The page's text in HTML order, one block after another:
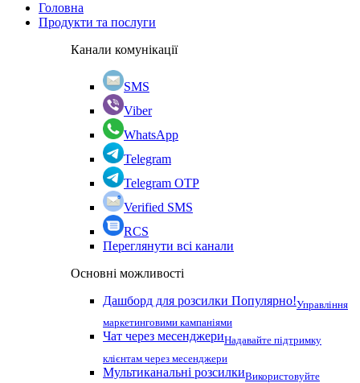
Головна
Продукти та послуги
Канали комунікації
SMS
Viber
WhatsApp
Telegram
Telegram OTP
Verified SMS
RCS
Переглянути всі канали
Основні можливості
Дашборд для розсилки Популярно!Управління
маркетинговими кампаніями
Чат через месенджериНадавайте підтримку
клієнтам через месенджери
Мультиканальні розсилкиВикористовуйте